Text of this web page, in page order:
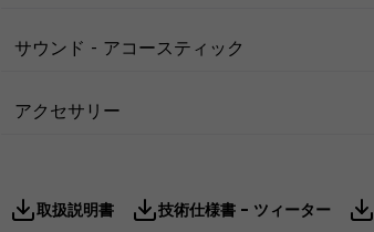
サウンド - アコースティック
アクセサリー
取扱説明書 技術仕様書 – ツィーター